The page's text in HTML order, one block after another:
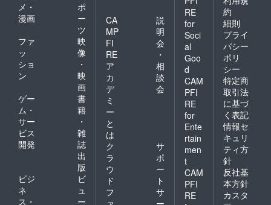
んとかせね
ばと考え
る。
そこで、英
語が苦手な
大人向けに
指導するよ
うになっ
メ・
漫画
ポ
ー
ツ
ファ
ッ
ショ
ン
映
像
・
映
画
ゲー
ム・
サー
ビス
開発
書
籍
・
雑
誌
出
版
ビジ
ネ
ス・
ビ
ュ
ー
CA
MP
FI
RE
ア
カ
デ
ミ
ー
と
は
説
明
会
・
相
談
会
ク
ラ
ウ
ド
フ
サ
ポ
ー
ト
サ
RE
for
Soci
al
Goo
d
CAM
PFI
RE
for
Ente
rtain
men
t
CAM
PFI
RE
約
細則
プライ
バシー
ポリ
シー
特定商
取引法
に基づ
く表記
情報セ
キュリ
ティ方
針
反社基
本方針
カスタ